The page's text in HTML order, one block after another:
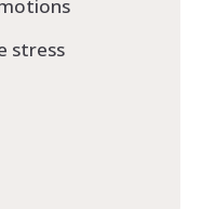
stress